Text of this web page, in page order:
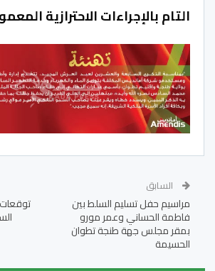
التام بالإجراءات الاحترازية
السابق
مراسيم حفل تسليم السلط بين
فاطمة الحساني وعمر مورو
بمقر مجلس جهة طنجة تطوان
الحسيمة